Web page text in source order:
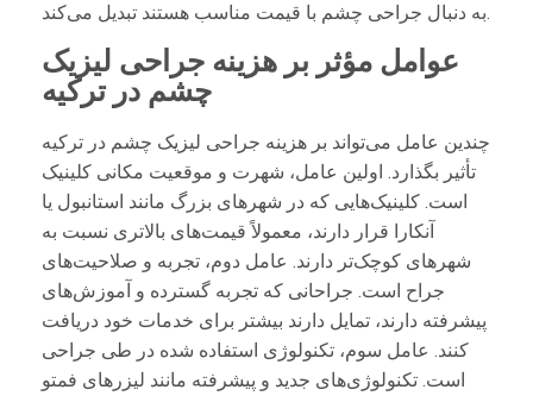
به دنبال جراحی چشم با قیمت مناسب هستند تبدیل می‌کند.
عوامل مؤثر بر هزینه جراحی لیزیک
چشم در ترکیه
چندین عامل می‌تواند بر هزینه جراحی لیزیک چشم در ترکیه
تأثیر بگذارد. اولین عامل، شهرت و موقعیت مکانی کلینیک
است. کلینیک‌هایی که در شهرهای بزرگ مانند استانبول یا
آنکارا قرار دارند، معمولاً قیمت‌های بالاتری نسبت به
شهرهای کوچک‌تر دارند. عامل دوم، تجربه و صلاحیت‌های
جراح است. جراحانی که تجربه گسترده و آموزش‌های
پیشرفته دارند، تمایل دارند بیشتر برای خدمات خود دریافت
کنند. عامل سوم، تکنولوژی استفاده شده در طی جراحی
است. تکنولوژی‌های جدید و پیشرفته مانند لیزرهای فمتو